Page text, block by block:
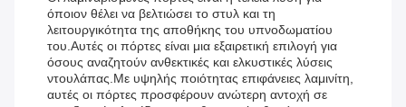
όποιον θέλει να βελτιώσει το στυλ και τη
λειτουργικότητα της αποθήκης του υπνοδωματίου
του.Αυτές οι πόρτες είναι μια εξαιρετική επιλογή για
όσους αναζητούν ανθεκτικές και ελκυστικές λύσεις
ντουλάπας.Με υψηλής ποιότητας επιφάνειες λαμινίτη,
αυτές οι πόρτες προσφέρουν ανώτερη αντοχή σε